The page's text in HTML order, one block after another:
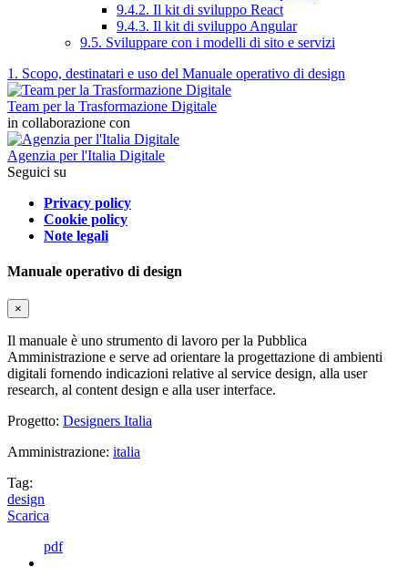
9.4.2. Il kit di sviluppo React
9.4.3. Il kit di sviluppo Angular
9.5. Sviluppare con i modelli di sito e servizi
1. Scopo, destinatari e uso del Manuale operativo di design
Team per la Trasformazione Digitale
in collaborazione con
Agenzia per l'Italia Digitale
Seguici su
Privacy policy
Cookie policy
Note legali
Manuale operativo di design
×
Il manuale è uno strumento di lavoro per la Pubblica
Amministrazione e serve ad orientare la progettazione di ambienti
digitali fornendo indicazioni relative al service design, alla user
research, al content design e alla user interface.
Progetto: Designers Italia
Amministrazione: italia
Tag:
design
Scarica
pdf